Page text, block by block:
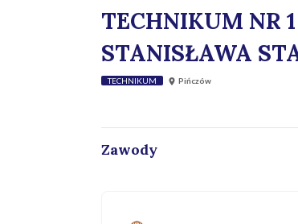
TECHNIKUM NR
STANISŁAWA
TECHNIKUM Pińczów
Zawody